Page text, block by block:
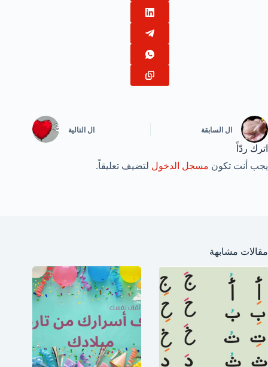
ال السابقة ال التالية
اترك ردّاً
يجب أنت تكون مسجل الدخول لتضيف تعليقاً.
مقالات مشابهة